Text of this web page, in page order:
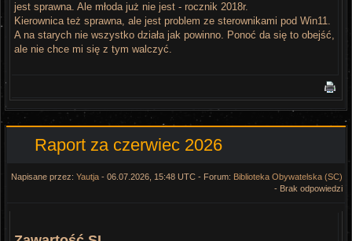
jest sprawna. Ale młoda już nie jest - rocznik 2018r.
Kierownica też sprawna, ale jest problem ze sterownikami pod Win11.
A na starych nie wszystko działa jak powinno. Ponoć da się to obejść,
ale nie chce mi się z tym walczyć.
Raport za czerwiec 2026
Napisane przez: Yautja - 06.07.2026, 15:48 UTC - Forum: Biblioteka Obywatelska (SC)
- Brak odpowiedzi